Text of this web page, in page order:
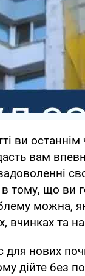
ви
вам
тому, що ви
можна,
вчинках та
для нових
дійте без